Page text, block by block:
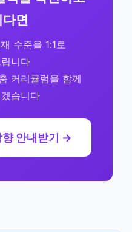
면
수준을 1:1로
니다
커리큘럼을 함께
습니다
향 안내받기 →